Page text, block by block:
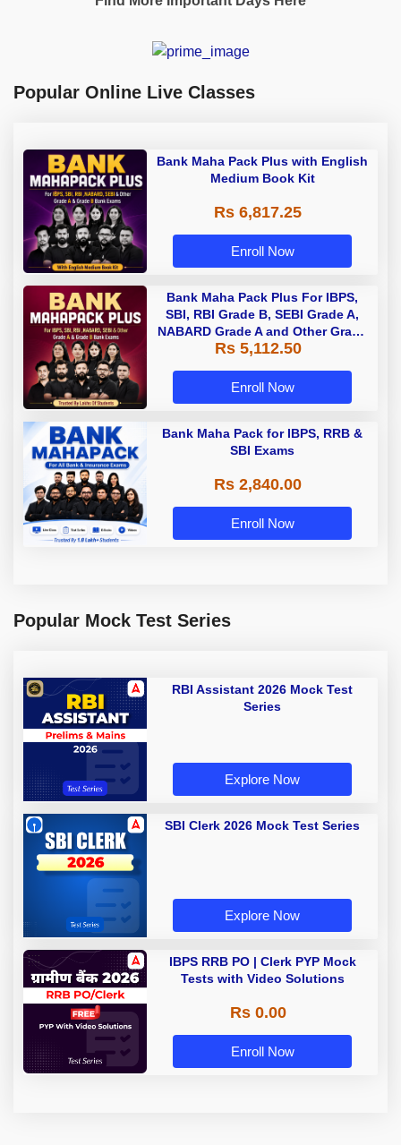
Popular Online Live Classes
Bank Maha Pack Plus with English
Medium Book Kit
Rs 6,817.25
Enroll Now
Bank Maha Pack Plus For IBPS,
SBI, RBI Grade B, SEBI Grade A,
NABARD Grade A and Other Grade
A & Grade B Bank Exams
Rs 5,112.50
Enroll Now
Bank Maha Pack for IBPS, RRB &
SBI Exams
Rs 2,840.00
Enroll Now
Popular Mock Test Series
RBI Assistant 2026 Mock Test
Series
Explore Now
SBI Clerk 2026 Mock Test Series
Explore Now
IBPS RRB PO | Clerk PYP Mock
Tests with Video Solutions
Rs 0.00
Enroll Now